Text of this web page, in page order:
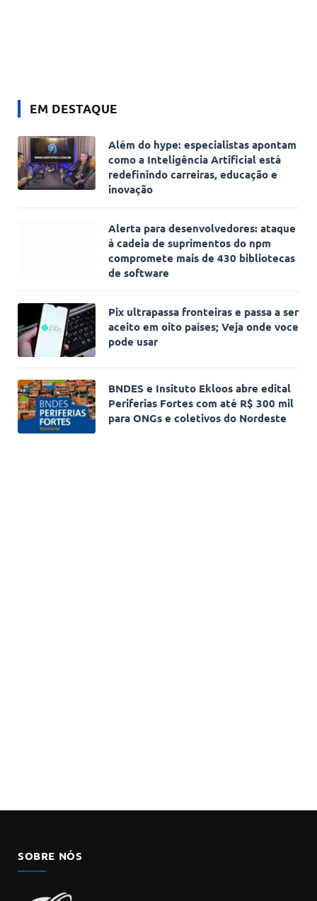
EM DESTAQUE
Além do hype: especialistas apontam
como a Inteligência Artificial está
redefinindo carreiras, educação e
inovação
Alerta para desenvolvedores: ataque
à cadeia de suprimentos do npm
compromete mais de 430 bibliotecas
de software
Pix ultrapassa fronteiras e passa a ser
aceito em oito países; Veja onde voce
pode usar
BNDES e Insituto Ekloos abre edital
Periferias Fortes com até R$ 300 mil
para ONGs e coletivos do Nordeste
SOBRE NÓS